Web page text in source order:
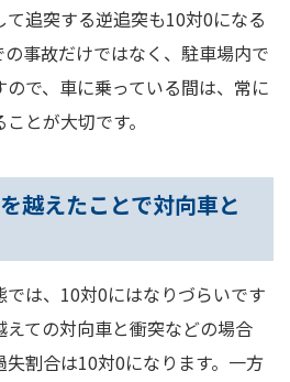
追突する逆追突も10対0になる
事故だけではなく、駐車場内で
で、車に乗っている間は、常に
とが大切です。
越えたことで対向車と
は、10対0にはなりづらいです
ての対向車と衝突などの場合
割合は10対0になります。一方